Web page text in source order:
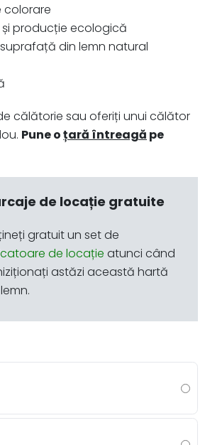
colorare
producție ecologică
din lemn natural
călătorie sau oferiți unui călător
Pune oțară întreagă pe
de locație gratuite
gratuit un set de
de locație atunci când
astăzi această hartă